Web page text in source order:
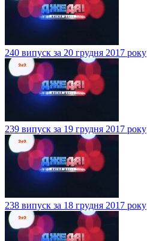
240 випуск за 20 грудня 2017 року
239 випуск за 19 грудня 2017 року
238 випуск за 18 грудня 2017 року